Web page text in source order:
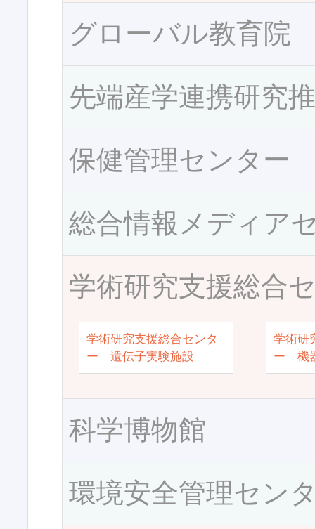
グローバル教育院
先端産学連携研究
保健管理センター
総合情報メディア
学術研究支援総合
学術研究支援総合センタ
ー 遺伝子実験施設
学術研
ー 機
科学博物館
環境安全管理セン